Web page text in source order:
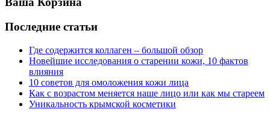
Последние статьи
Где содержится коллаген – большой обзор
Новейшие исследования о старении кожи, 10 фактов
влияния
10 советов для омоложения кожи лица
Как с возрастом меняется наше лицо или как мы стареем
Уникальность крымской косметики